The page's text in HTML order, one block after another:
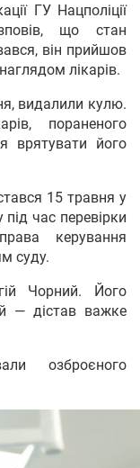
ГУ Нацполіції
що стан
він прийшов
лікарів.
видалили кулю.
пораненого
врятувати його
15 травня у
час перевірки
керування
суду.
Чорний. Його
— дістав важке
озброєного